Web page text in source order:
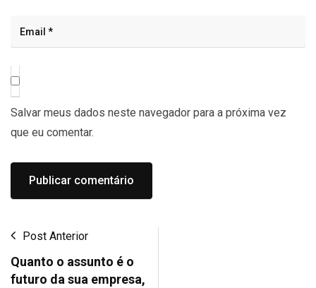
Salvar meus dados neste navegador para a próxima vez
que eu comentar.
Post Anterior
Quanto o assunto é o
futuro da sua empresa,